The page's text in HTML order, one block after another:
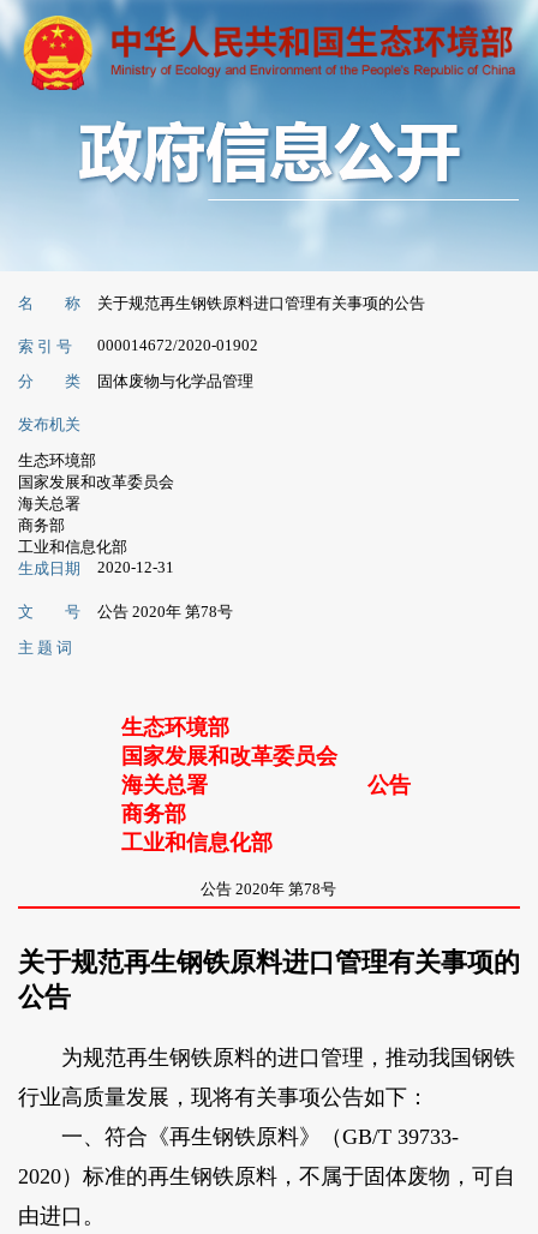
名 称 关于规范再生钢铁原料进口管理有关事项的公告
索 引 号 000014672/2020-01902
分 类 固体废物与化学品管理
发布机关
生态环境部
国家发展和改革委员会
海关总署
商务部
工业和信息化部
生成日期
2020-12-31
文 号
公告 2020年 第78号
主 题 词
生态环境部
国家发展和改革委员会
海关总署
商务部
工业和信息化部
公告
公告 2020年 第78号
关于规范再生钢铁原料进口管理有关事项的
公告
为规范再生钢铁原料的进口管理，推动我国钢铁
行业高质量发展，现将有关事项公告如下：
一、符合《再生钢铁原料》（GB/T 39733-
2020）标准的再生钢铁原料，不属于固体废物，可自
由进口。